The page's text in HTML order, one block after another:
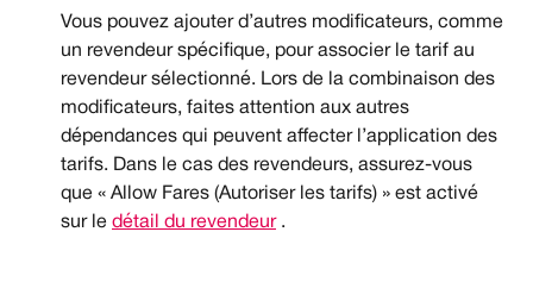
Vous pouvez ajouter d’autres modificateurs, comme
un revendeur spécifique, pour associer le tarif au
revendeur sélectionné. Lors de la combinaison des
modificateurs, faites attention aux autres
dépendances qui peuvent affecter l’application des
tarifs. Dans le cas des revendeurs, assurez-vous
que « Allow Fares (Autoriser les tarifs) » est activé
sur le détail du revendeur .